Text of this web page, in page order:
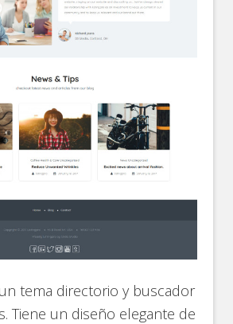
tema directorio y buscador
Tiene un diseño elegante de